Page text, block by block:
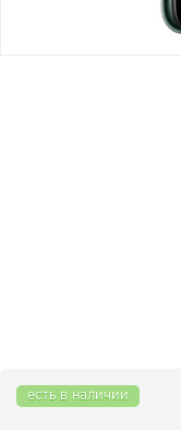
есть в наличии